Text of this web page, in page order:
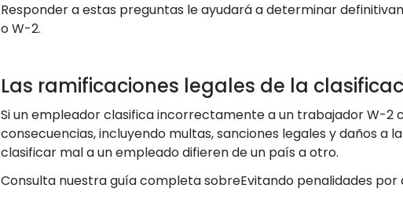
Responder a estas preguntas le ayudará a determinar
o W-2.
Las ramificaciones legales de la
Si un empleador clasifica incorrectamente a un trabajador W-2
consecuencias, incluyendo multas, sanciones legales y daños a
clasificar mal a un empleado difieren de un país a otro.
Consulta nuestra guía completa sobreEvitando penalidades por